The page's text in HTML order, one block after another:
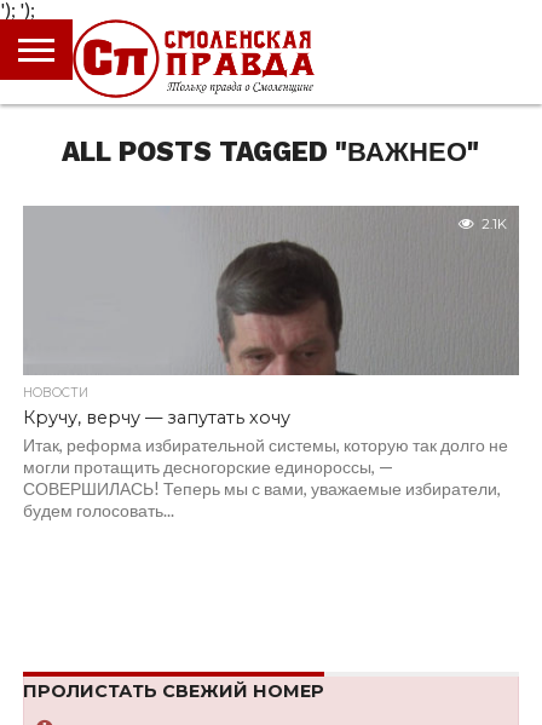
');
ГЛАВНАЯ
НОВОСТИ
ПРОИСШЕСТВИЯ
ПОЛИТИКА
КУЛЬТУРА
ЭКОНОМИКА
ОБЩЕСТВО
БЛОГИ
ALL POSTS TAGGED "ВАЖНЕО"
2.1K
НОВОСТИ
Кручу, верчу — запутать хочу
Итак, реформа избирательной системы, которую так долго не
могли протащить десногорские единороссы, —
СОВЕРШИЛАСЬ! Теперь мы с вами, уважаемые избиратели,
будем голосовать...
ПРОЛИСТАТЬ СВЕЖИЙ НОМЕР
');